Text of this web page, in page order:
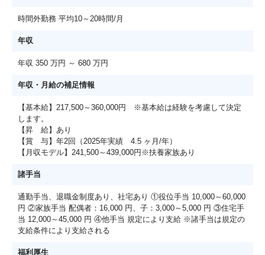
時間外勤務 平均10～20時間/月
年収
年収 350 万円 ～ 680 万円
年収・月給の補足情報
【基本給】217,500～360,000円 ※基本給は経験を考慮して決定
します。
【昇 給】あり
【賞 与】年2回（2025年実績 4.5 ヶ月/年）
【月収モデル】241,500～439,000円※扶養家族あり
諸手当
通勤手当、退職金制度あり、社宅あり ①役位手当 10,000～60,000
円 ②家族手当 配偶者：16,000 円、子：3,000～5,000 円 ③住宅手
当 12,000～45,000 円 ④他手当 規定により支給 ※諸手当は規定の
支給条件により支給される
福利厚生